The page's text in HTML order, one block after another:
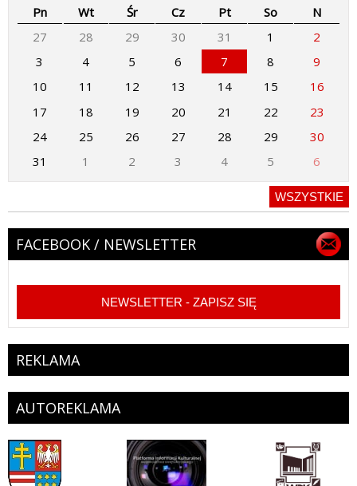
Pn
Wt Śr Cz Pt So
N
27
28 29 30 31 1
2
3
4 5 6 7 8
9
10
11 12 13 14 15
16
17
18 19 20 21 22
23
24
25 26 27 28 29
30
31
1 2 3 4 5 6
WSZYSTKIE
FACEBOOK / NEWSLETTER
NEWSLETTER - ZAPISZ SIĘ
REKLAMA
AUTOREKLAMA